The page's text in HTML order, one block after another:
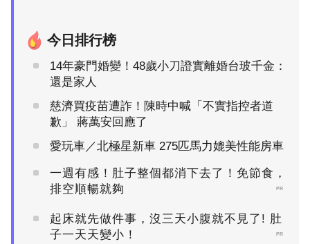
今日排行榜
14年豪門婚變！48歲小刀證實離婚台玻千金：
還是家人
慈濟買疫苗遭詐！陳時中喊「不實指控者道
歉」 蔣萬安回應了
愛玩車／北極星新車 275匹馬力媲美性能房車
一週有感！肚子整個都消下去了！免節食，
排空順暢就夠
PR
起床就先做件事，沒三天小腹就不見了! 肚
子一天天變小！
PR